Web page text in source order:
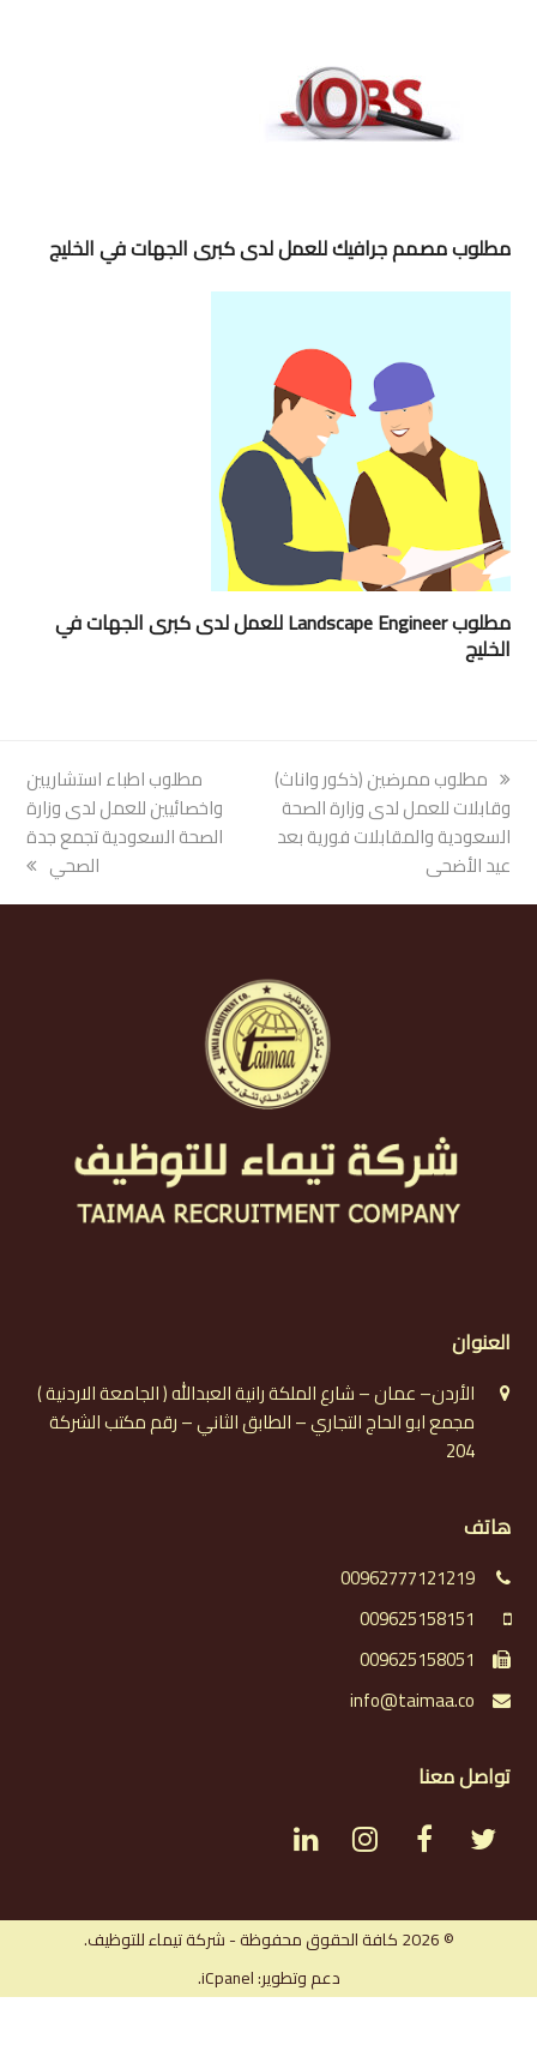
مطلوب مصمم جرافيك للعمل لدى كبرى الجهات في الخليج
مطلوب Landscape Engineer للعمل لدى كبرى الجهات في
الخليج
previous
post:
مطلوب ممرضين (ذكور واناث)
وقابلات للعمل لدى وزارة الصحة
السعودية والمقابلات فورية بعد
عيد الأضحى
next
post:
مطلوب اطباء استشاريين
واخصائيين للعمل لدى وزارة
الصحة السعودية تجمع جدة
الصحي
العنوان
الأردن– عمان – شارع الملكة رانية العبدالله ( الجامعة الاردنية )
مجمع ابو الحاج التجاري – الطابق الثاني – رقم مكتب الشركة
204
هاتف
00962777121219
009625158151
009625158051
info@taimaa.co
تواصل معنا
t
c
e
I
s
t
L
n
k
© 2026 كافة الحقوق محفوظة - شركة تيماء للتوظيف.
دعم وتطوير: iCpanel.